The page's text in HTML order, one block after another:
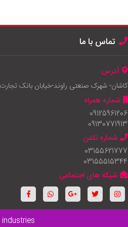
تماس با ما
آدرس
کاشان- شهرک صنعتی راوند-خیابان بانک
شماره همراه
09125961206
09130771913
شماره تلفن
03155621777
03155515344
شبکه های اجتماعی